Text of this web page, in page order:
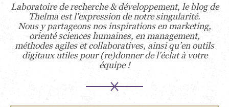
Laboratoire de recherche & développement, le blog de
Thelma est l'expression de notre singularité.
Nous y partageons nos inspirations en marketing,
orienté sciences humaines, en management,
méthodes agiles et collaboratives, ainsi qu’en outils
digitaux utiles pour (re)donner de l’éclat à votre
équipe !